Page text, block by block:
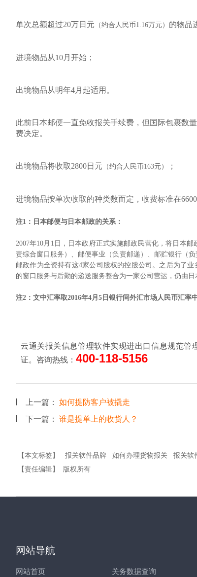
单次总额超过20万日元 （约合人民币1.16万元） 的物品
进境物品从10月开始；
出境物品从明年4月起适用。
此前日本邮便一直免收报关手续费，但国际包裹数
费决定。
出境物品将收取2800日元 （约合人民币163元） ；
进境物品按单次收取的种类数而定，收费标准在
注1：日本邮便与日本邮政的关系：
2007年10月1日，日本政府正式实施邮政民营化，将日本
责综合窗口服务）、邮便事业（负责邮递）、邮贮银行（
邮政作为全资持有这4家公司股权的控股公司。之后为了
的窗口服务与后勤的递送服务整合为一家公司营运，仍由日
注2：文中汇率取2016年4月5日银行间外汇市场人民币汇率
云通关报关信息管理软件实现进出口信息规范管
证。咨询热线： 400-118-5156
上一篇： 如何提防客户被撬走
下一篇： 谁是提单上的收货人？
【本文标签】 报关软件品牌 如何办理货物报关 报关软
【责任编辑】
版权所有
网站导航
网站首页 关务数据查询